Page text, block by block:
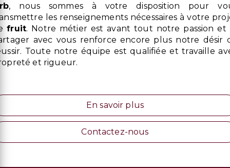
, nous sommes à votre disposition pour
les renseignements nécessaires à votre
fruit. Notre métier est avant tout notre passion et
avec vous renforce encore plus notre désir
Toute notre équipe est qualifiée et travaille
et rigueur.
En savoir plus
Contactez-nous